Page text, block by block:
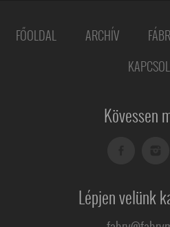
FŐOLDAL ARCHÍV
Kövessen
Lépjen velünk